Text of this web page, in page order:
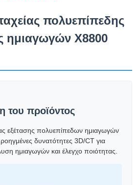
πολυεπίπεδης
ημιαγωγών X8800
του προϊόντος
εξέτασης πολυεπίπεδων ημιαγωγών
δυνατότητες 3D/CT για
ημιαγωγών και έλεγχο ποιότητας.